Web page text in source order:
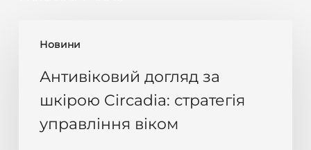
Новини
догляд
стратегія
Антивіковий догляд за
шкірою Circadia: стратегія
управління віком